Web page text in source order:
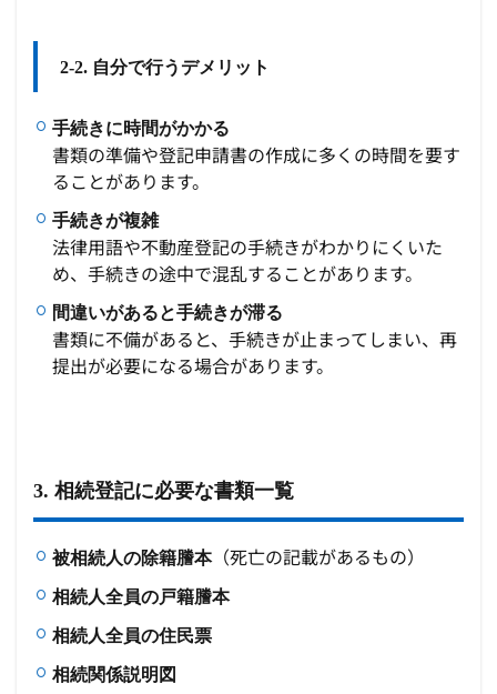
2-2. 自分で行うデメリット
手続きに時間がかかる
書類の準備や登記申請書の作成に多くの時間を要す
ることがあります。
手続きが複雑
法律用語や不動産登記の手続きがわかりにくいた
め、手続きの途中で混乱することがあります。
間違いがあると手続きが滞る
書類に不備があると、手続きが止まってしまい、再
提出が必要になる場合があります。
3. 相続登記に必要な書類一覧
被相続人の除籍謄本（死亡の記載があるもの）
相続人全員の戸籍謄本
相続人全員の住民票
相続関係説明図